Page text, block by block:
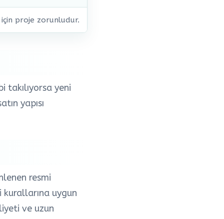
proje zorunludur.
takılıyorsa yeni
yapısı
resmi
uygun
ve uzun